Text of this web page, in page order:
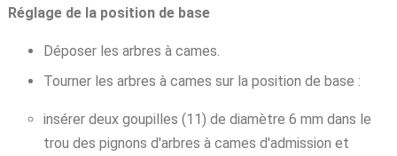
Réglage de la position de base
Déposer les arbres à cames.
Tourner les arbres à cames sur la position de base :
insérer deux goupilles (11) de diamètre 6 mm dans le
trou des pignons d'arbres à cames d'admission et